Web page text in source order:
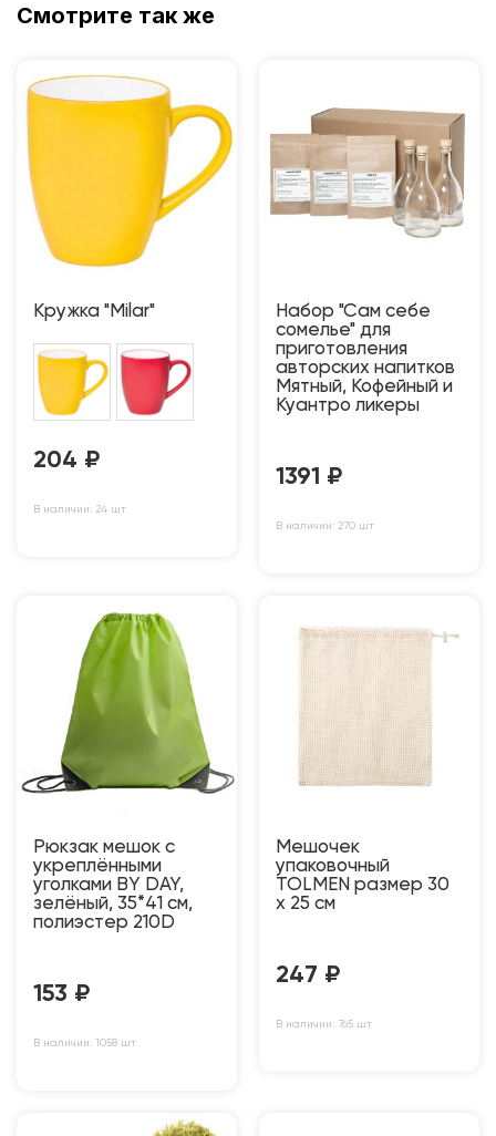
Смотрите так же
Кружка "Milar"
204 ₽
В наличии: 24 шт
Набор "Сам себе
сомелье" для
приготовления
авторских напитков
Мятный, Кофейный и
Куантро ликеры
1391 ₽
В наличии: 270 шт
Рюкзак мешок с
укреплёнными
уголками BY DAY,
зелёный, 35*41 см,
полиэстер 210D
153 ₽
В наличии: 1058 шт
Мешочек
упаковочный
TOLMEN размер 30
x 25 см
247 ₽
В наличии: 765 шт